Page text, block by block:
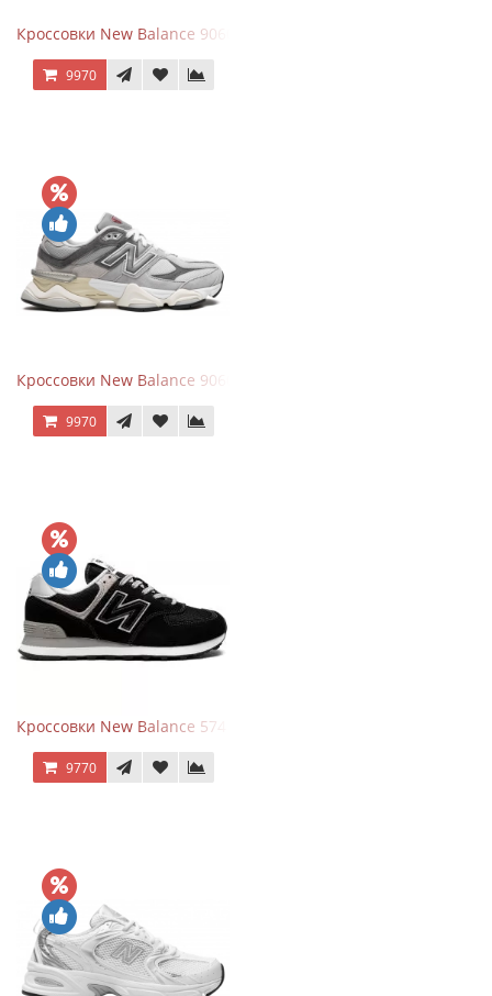
Кроссовки New Balance 9060 Mushroom
9970
Кроссовки New Balance 9060 Rain Cloud Grey
9970
Кроссовки New Balance 574 Evergreen Black
9770